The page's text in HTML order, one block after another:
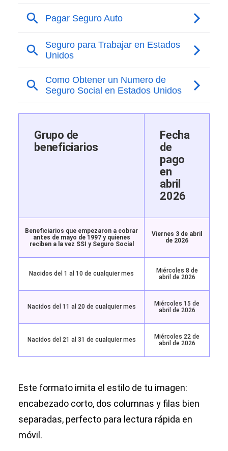
Grupo de
beneficiarios
Fecha
de
pago
en
abril
2026
Beneficiarios que empezaron a cobrar
antes de mayo de 1997 y quienes
reciben a la vez SSI y Seguro Social
Viernes 3 de abril
de 2026
Nacidos del 1 al 10 de cualquier mes
Miércoles 8 de
abril de 2026
Nacidos del 11 al 20 de cualquier mes
Miércoles 15 de
abril de 2026
Nacidos del 21 al 31 de cualquier mes
Miércoles 22 de
abril de 2026
Este formato imita el estilo de tu imagen:
encabezado corto, dos columnas y filas bien
separadas, perfecto para lectura rápida en
móvil.